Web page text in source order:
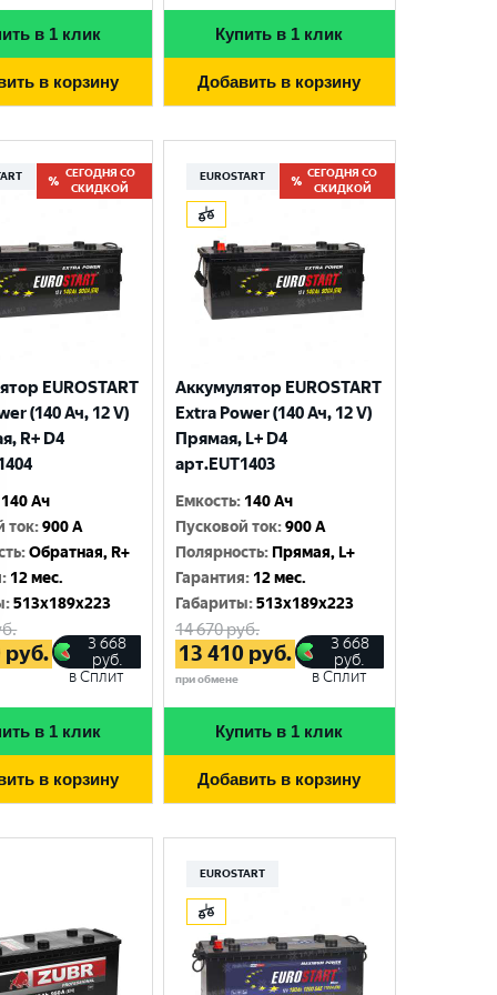
в 1 клик
в корзину
Купить в 1 клик
Добавить в корзину
СЕГОДНЯ СО
СКИДКОЙ
EUROSTART
(140 Ач, 12 V)
R+ D4
140 Ач
ток:900 A
:Обратная, R+
: 12 мес.
:513x189x223
руб.
3 668
руб.
в Сплит
в 1 клик
в корзину
EUROSTART
СЕГОДНЯ СО
СКИДКОЙ
Аккумулятор EUROSTART
Extra Power (140 Ач, 12 V)
Прямая, L+ D4
арт.EUT1403
Емкость: 140 Ач
Пусковой ток:900 A
Полярность: Прямая, L+
Гарантия: 12 мес.
Габариты:513x189x223
14 670руб.
13 410 руб.
при обмене
3 668
руб.
в Сплит
Купить в 1 клик
Добавить в корзину
EUROSTART